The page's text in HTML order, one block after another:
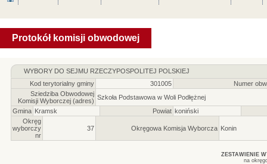
Protokół komisji obwodowej
WYBORY DO SEJMU RZECZYPOSPOLITEJ POLSKIEJ
Kod terytorialny gminy
301005
Numer
Sziedziba Obwodowej
Komisji Wyborczej (adres) Szkoła Podstawowa w Woli Podłężnej
Gmina Kramsk Powiat koniński
Okręg
wyborczy
nr
37 Okręgowa Komisja Wyborcza Konin
ZESTAWIENIE
na